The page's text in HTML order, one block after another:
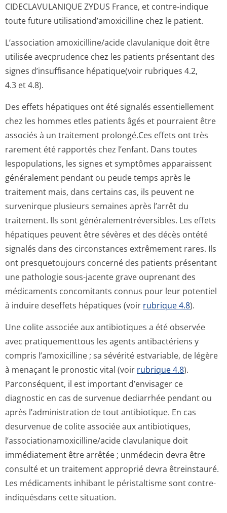
CIDECLAVULANI­QUE ZYDUS France, et contre-indique
toute future utilisationd’a­moxicilline chez le patient.
L’association amoxicilline/acide clavulanique doit être
utilisée avecprudence chez les patients présentant des
signes d’insuffisance hépatique(voir rubriques 4.2,
4.3 et 4.8).
Des effets hépatiques ont été signalés essentiellement
chez les hommes etles patients âgés et pourraient être
associés à un traitement prolongé.Ces effets ont très
rarement été rapportés chez l’enfant. Dans toutes
lespopulations, les signes et symptômes apparaissent
généralement pendant ou peude temps après le
traitement mais, dans certains cas, ils peuvent ne
survenirque plusieurs semaines après l’arrêt du
traitement. Ils sont généralementré­versibles. Les effets
hépatiques peuvent être sévères et des décès ontété
signalés dans des circonstances extrêmement rares. Ils
ont presquetoujours concerné des patients présentant
une pathologie sous-jacente grave ouprenant des
médicaments concomitants connus pour leur potentiel
à induire deseffets hépatiques (voir rubrique 4.8).
Une colite associée aux antibiotiques a été observée
avec pratiquementtous les agents antibactériens y
compris l’amoxicilline ; sa sévérité estvariable, de légère
à menaçant le pronostic vital (voir rubrique 4.8).
Parconséquent, il est important d’envisager ce
diagnostic en cas de survenue dediarrhée pendant ou
après l’administration de tout antibiotique. En cas
desurvenue de colite associée aux antibiotiques,
l’associationa­moxicilline/a­cide clavulanique doit
immédiatement être arrêtée ; unmédecin devra être
consulté et un traitement approprié devra êtreinstauré.
Les médicaments inhibant le péristaltisme sont contre-
indiquésdans cette situation.